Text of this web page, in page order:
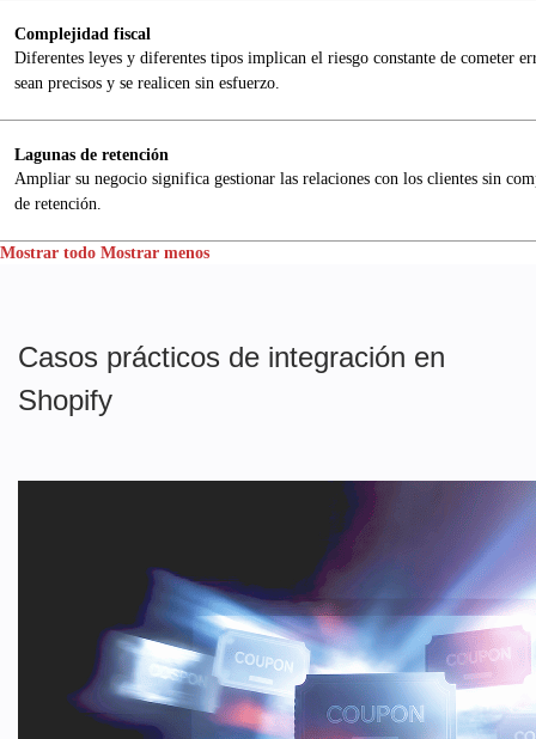
Complejidad fiscal
Diferentes leyes y diferentes tipos implican el riesgo constante de cometer
sean precisos y se realicen sin esfuerzo.
Lagunas de retención
Ampliar su negocio significa gestionar las relaciones con los clientes sin
de retención.
Mostrar todo Mostrar menos
Casos prácticos de integración en
Shopify